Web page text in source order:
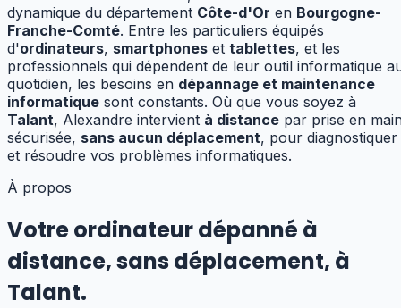
dynamique du département Côte-d'Or en Bourgogne-
Franche-Comté. Entre les particuliers équipés
d'ordinateurs, smartphones et tablettes, et les
professionnels qui dépendent de leur outil informatique
quotidien, les besoins en dépannage et maintenance
informatique sont constants. Où que vous soyez à
Talant, Alexandre intervient à distance par prise en
sécurisée, sans aucun déplacement, pour diagnostiquer
et résoudre vos problèmes informatiques.
À propos
Votre ordinateur dépanné à
distance, sans déplacement, à
Talant.